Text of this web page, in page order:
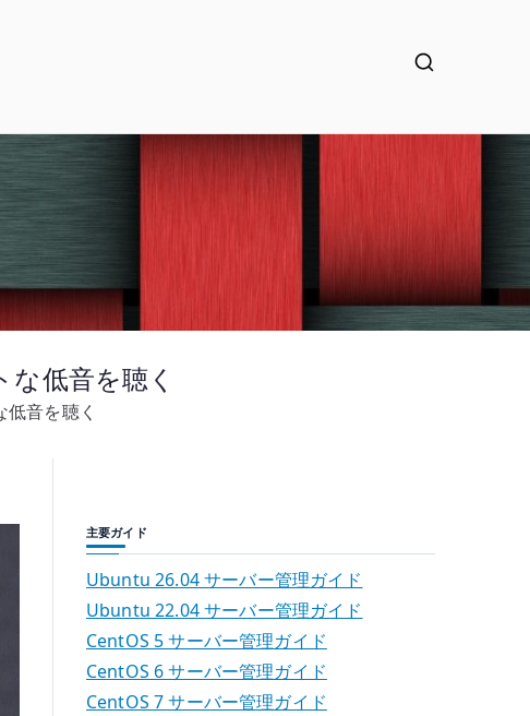
低音を聴く
音を聴く
主要ガイド
Ubuntu 26.04 サーバー管理ガイド
Ubuntu 22.04 サーバー管理ガイド
CentOS 5 サーバー管理ガイド
CentOS 6 サーバー管理ガイド
CentOS 7 サーバー管理ガイド